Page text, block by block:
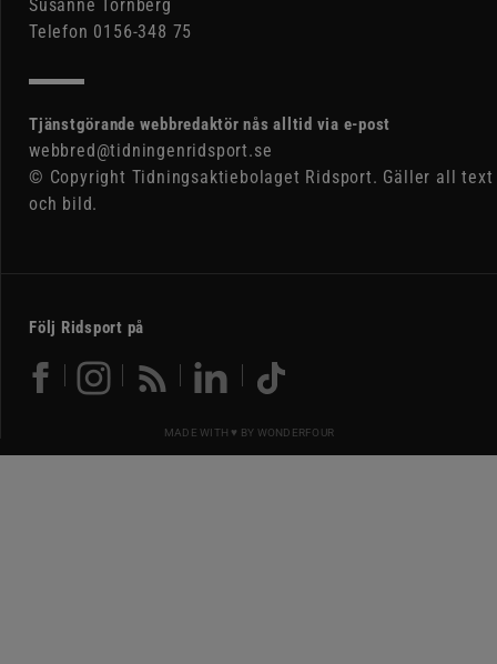
Susanne Tornberg
Telefon 0156-348 75
Tjänstgörande webbredaktör nås alltid via e-post
webbred@tidningenridsport.se
© Copyright Tidningsaktiebolaget Ridsport. Gäller all text
och bild.
Följ Ridsport på
MADE WITH ♥ BY WONDERFOUR